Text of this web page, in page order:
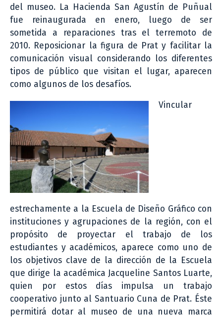
del museo. La Hacienda San Agustín de Puñual
fue reinaugurada en enero, luego de ser
sometida a reparaciones tras el terremoto de
2010. Reposicionar la figura de Prat y facilitar la
comunicación visual considerando los diferentes
tipos de público que visitan el lugar, aparecen
como algunos de los desafíos.
Vincular
estrechamente a la Escuela de Diseño Gráfico con
instituciones y agrupaciones de la región, con el
propósito de proyectar el trabajo de los
estudiantes y académicos, aparece como uno de
los objetivos clave de la dirección de la Escuela
que dirige la académica Jacqueline Santos Luarte,
quien por estos días impulsa un trabajo
cooperativo junto al Santuario Cuna de Prat. Éste
permitirá dotar al museo de una nueva marca